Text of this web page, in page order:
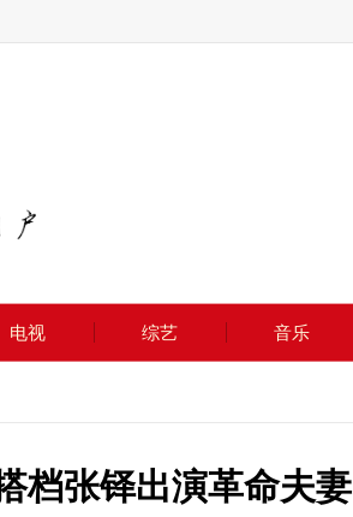
电视 综艺 音乐
档张铎出演革命夫妻